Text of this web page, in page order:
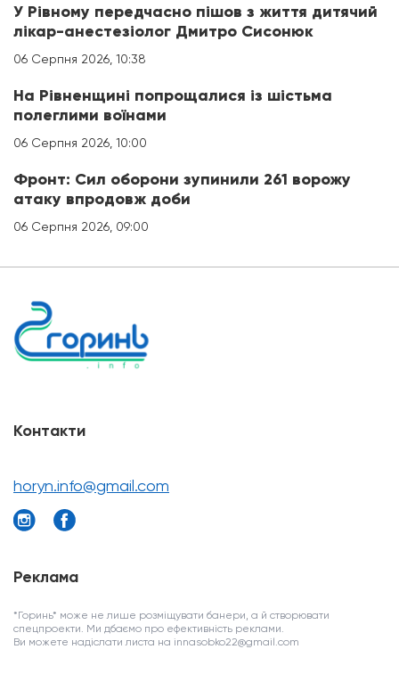
У Рівному передчасно пішов з життя дитячий
лікар-анестезіолог Дмитро Сисонюк
06 Серпня 2026, 10:38
На Рівненщині попрощалися із шістьма
полеглими воїнами
06 Серпня 2026, 10:00
Фронт: Сил оборони зупинили 261 ворожу
атаку впродовж доби
06 Серпня 2026, 09:00
Контакти
horyn.info@gmail.com
Реклама
*Горинь* може не лише розміщувати банери, а й створювати
спецпроекти. Ми дбаємо про ефективність реклами.
Ви можете надіслати листа на innasobko22@gmail.com